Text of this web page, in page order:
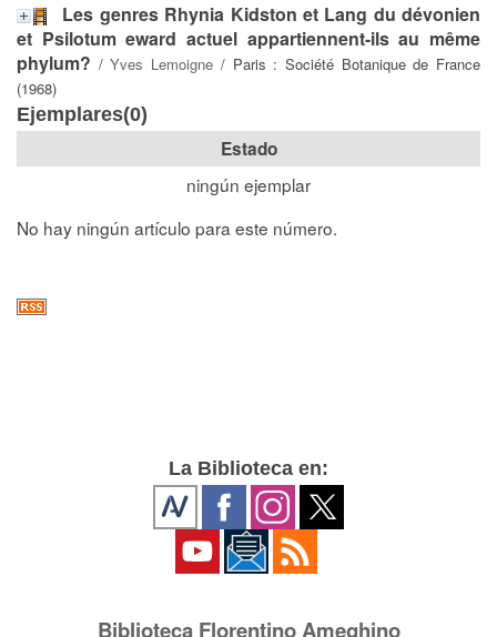
Les genres Rhynia Kidston et Lang du dévonien
et Psilotum eward actuel appartiennent-ils au même
phylum? /Yves Lemoigne / Paris : Société Botanique de France
(1968)
Ejemplares(0)
Estado
ningún ejemplar
No hay ningún artículo para este número.
La Biblioteca en:
Biblioteca Florentino Ameghino